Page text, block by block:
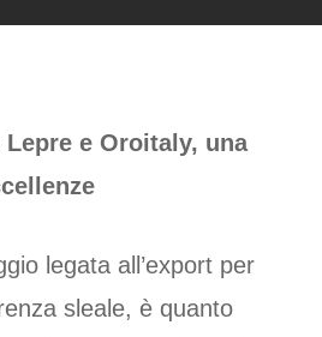
Lepre e Oroitaly, una
legata all’export per
sleale, è quanto